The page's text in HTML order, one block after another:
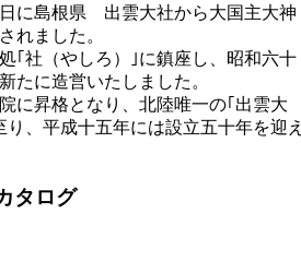
に島根県 出雲大社から大国主大神
れました。
｢社（やしろ）｣に鎮座し、昭和六十
たに造営いたしました。
に昇格となり、北陸唯一の｢出雲大
、平成十五年には設立五十年を迎え
タログ